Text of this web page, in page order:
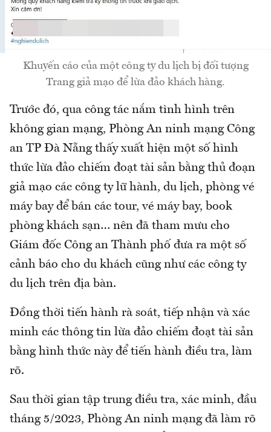
Khuyến cáo của một công ty du lịch bị đối tượng
Trang giả mạo để lừa đảo khách hàng.
Trước đó, qua công tác nắm tình hình trên
không gian mạng, Phòng An ninh mạng Công
an TP Đà Nẵng thấy xuất hiện một số hình
thức lừa đảo chiếm đoạt tài sản bằng thủ đoạn
giả mạo các công ty lữ hành, du lịch, phòng vé
máy bay để bán các tour, vé máy bay, book
phòng khách sạn… nên đã tham mưu cho
Giám đốc Công an Thành phố đưa ra một số
cảnh báo cho du khách cũng như các công ty
du lịch trên địa bàn.
Đồng thời tiến hành rà soát, tiếp nhận và xác
minh các thông tin lừa đảo chiếm đoạt tài sản
bằng hình thức này để tiến hành điều tra, làm
rõ.
Sau thời gian tập trung điều tra, xác minh, đầu
tháng 5/2023, Phòng An ninh mạng đã làm rõ